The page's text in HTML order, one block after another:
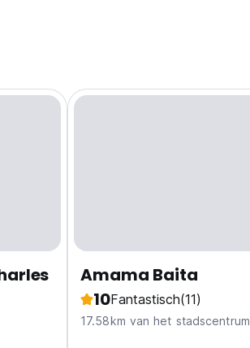
Amama Baita
10Fantastisch(11)
17.58km van het stadscentrum